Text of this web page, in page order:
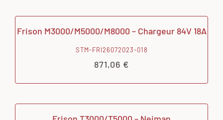
Frison M3000/M5000/M8000 – Chargeur 84V 18A
STM-FRI26072023-018
871,06 €